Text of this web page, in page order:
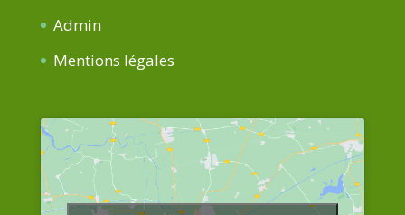
Admin
Mentions légales